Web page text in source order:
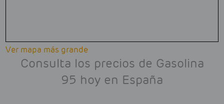
Ver mapa más grande
Consulta los precios de Gasolina
95 hoy en España